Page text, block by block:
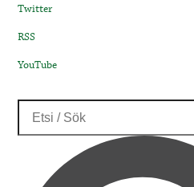
Twitter
RSS
YouTube